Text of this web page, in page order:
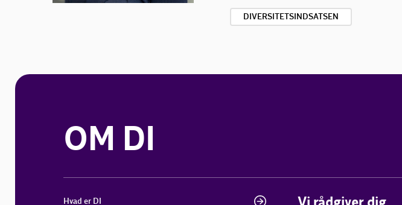
DIVERSITETSINDSATSEN
OM DI
Hvad er DI